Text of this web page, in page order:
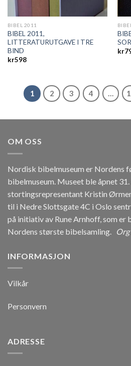
BIBEL 2011
BIBEL 2011,
LITTERATURUTGAVE I TRE
BIND
kr598
kr
1 2 3 4
OM OSS
Nordisk bibelmuseum er Nordens
bibelmuseum. Museet ble åpnet
stortingsrepresentant Kristin
til i Nedre Slottsgate 4C i Oslo
på initiativ av Rune Arnhoff, som er
Nordens største bibelsamling.
INFORMASJON
Vilkår
Personvern
ADRESSE